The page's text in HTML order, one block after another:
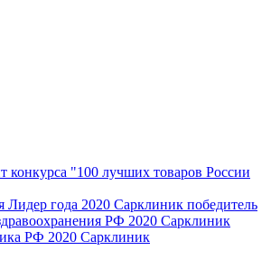
конкурса "100 лучших товаров России
Лидер года 2020 Сарклиник победитель
РФ 2020 Сарклиник
РФ 2020 Сарклиник